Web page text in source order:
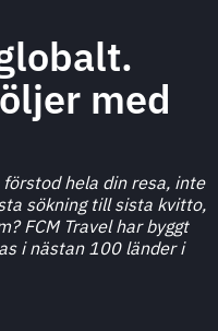
med
hela din resa, inte
sökning till sista kvitto,
FCM Travel har byggt
i nästan 100 länder i